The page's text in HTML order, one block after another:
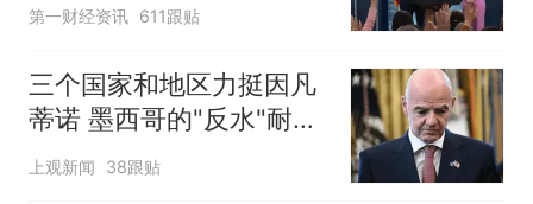
第一财经资讯 611跟贴
三个国家和地区力挺因凡
蒂诺 墨西哥的"反水"耐人
寻味
上观新闻 38跟贴